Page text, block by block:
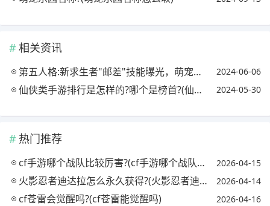
相关资讯
第五人格:新求生者"邮差"技能曝光，萌宠送信，自动寻人!对此你怎么看? 2024-06-06
仙侠类手游排行是怎样的?哪个是榜首?(仙侠类手游推荐排行) 2024-05-30
热门推荐
cf手游哪个战队比较厉害?(cf手游哪个战队最强) 2026-04-15
火影忍者迪达拉怎么永久获得?(火影忍者迪达拉怎么获取) 2026-04-14
cf苍雷会觉醒吗?(cf苍雷能觉醒吗) 2026-04-16